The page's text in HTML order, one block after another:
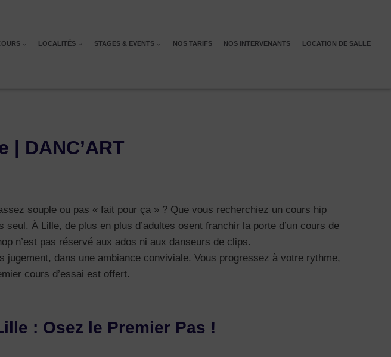
LOCALITÉS STAGES & EVENTS NOS TARIFS NOS INTERVENANTS LOCATION DE SALLE
DANC’ART
souple ou pas « fait pour ça » ? Que vous recherchiez un cours hip
À Lille, de plus en plus d’adultes osent franchir la porte d’un cours de
n’est pas réservé aux ados ni aux danseurs de clips.
dans une ambiance conviviale. Vous progressez à votre rythme,
cours d’essai est offert.
: Osez le Premier Pas !